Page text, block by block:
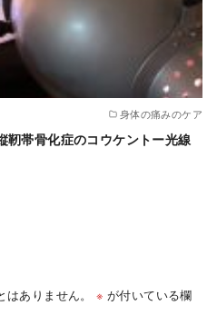
身体の痛みのケア
靭帯骨化症のコウケントー光線
ありません。 ※ が付いている欄